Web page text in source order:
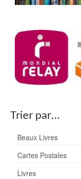
Trier par…
Beaux Livres
Cartes Postales
Livres